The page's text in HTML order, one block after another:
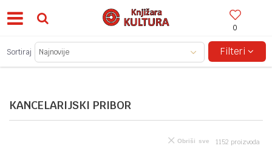
0
BESPLATNA ISPORUKA ZA IZNOSE PREKO 150KM!
KANCELARIJSKI PRIBOR
Sortiraj Filteri
1152 proizvoda
Obriši sve